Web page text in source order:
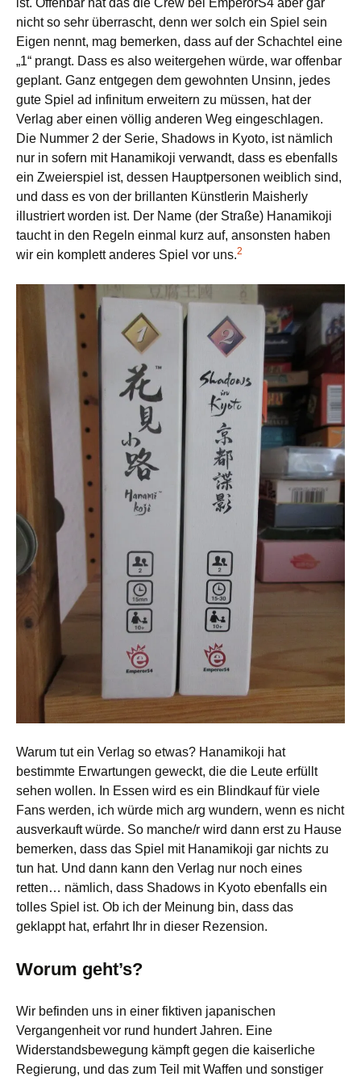
ist. Offenbar hat das die Crew bei EmperorS4 aber gar
nicht so sehr überrascht, denn wer solch ein Spiel sein
Eigen nennt, mag bemerken, dass auf der Schachtel eine
„1“ prangt. Dass es also weitergehen würde, war offenbar
geplant. Ganz entgegen dem gewohnten Unsinn, jedes
gute Spiel ad infinitum erweitern zu müssen, hat der
Verlag aber einen völlig anderen Weg eingeschlagen.
Die Nummer 2 der Serie, Shadows in Kyoto, ist nämlich
nur in sofern mit Hanamikoji verwandt, dass es ebenfalls
ein Zweierspiel ist, dessen Hauptpersonen weiblich sind,
und dass es von der brillanten Künstlerin Maisherly
illustriert worden ist. Der Name (der Straße) Hanamikoji
taucht in den Regeln einmal kurz auf, ansonsten haben
wir ein komplett anderes Spiel vor uns.2
Warum tut ein Verlag so etwas? Hanamikoji hat
bestimmte Erwartungen geweckt, die die Leute erfüllt
sehen wollen. In Essen wird es ein Blindkauf für viele
Fans werden, ich würde mich arg wundern, wenn es nicht
ausverkauft würde. So manche/r wird dann erst zu Hause
bemerken, dass das Spiel mit Hanamikoji gar nichts zu
tun hat. Und dann kann den Verlag nur noch eines
retten… nämlich, dass Shadows in Kyoto ebenfalls ein
tolles Spiel ist. Ob ich der Meinung bin, dass das
geklappt hat, erfahrt Ihr in dieser Rezension.
Worum geht’s?
Wir befinden uns in einer fiktiven japanischen
Vergangenheit vor rund hundert Jahren. Eine
Widerstandsbewegung kämpft gegen die kaiserliche
Regierung, und das zum Teil mit Waffen und sonstiger